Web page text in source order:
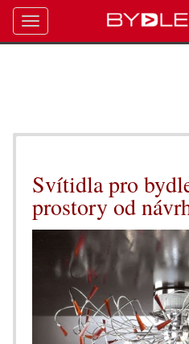
Svítidla pro
prostory od
Toggle
navigation